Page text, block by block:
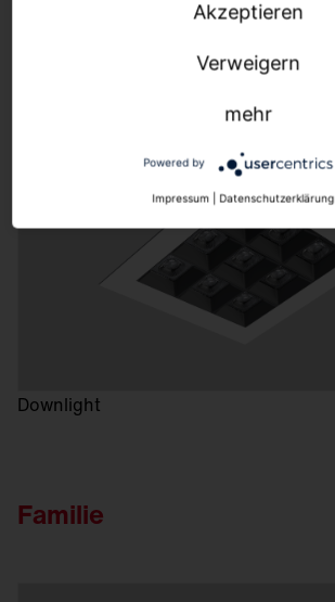
Downlight
Familie
Akzeptieren
Verweigern
mehr
Powered by
Impressum | Datenschutzerklärung